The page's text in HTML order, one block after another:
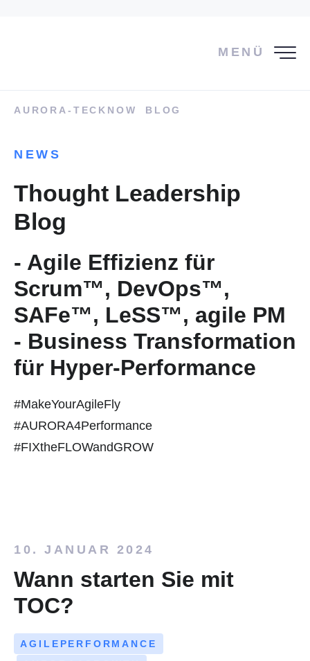
MENÜ
AURORA-TECKNOW BLOG
NEWS
Thought Leadership
Blog
- Agile Effizienz für
Scrum™, DevOps™,
SAFe™, LeSS™, agile PM
- Business Transformation
für Hyper-Performance
#MakeYourAgileFly
#AURORA4Performance
#FIXtheFLOWandGROW
10. JANUAR 2024
Wann starten Sie mit
TOC?
AGILEPERFORMANCE